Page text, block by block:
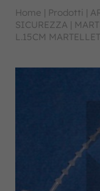
Home | Prodotti |
SICUREZZA |
L.15CM